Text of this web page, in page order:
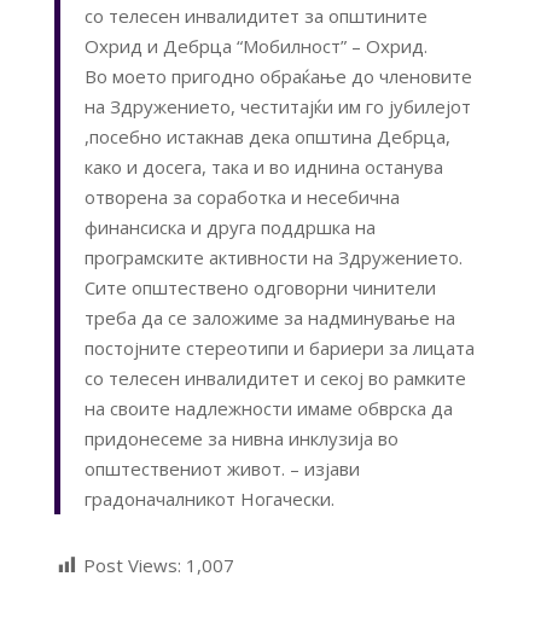
со телесен инвалидитет за општините
Охрид и Дебрца “Мобилност” – Охрид.
Во моето пригодно обраќање до членовите
на Здружението, честитајќи им го јубилејот
,посебно истакнав дека општина Дебрца,
како и досега, така и во иднина останува
отворена за соработка и несебична
финансиска и друга поддршка на
програмските активности на Здружението.
Сите општествено одговорни чинители
треба да се заложиме за надминување на
постојните стереотипи и бариери за лицата
со телесен инвалидитет и секој во рамките
на своите надлежности имаме обврска да
придонесеме за нивна инклузија во
општествениот живот. – изјави
градоначалникот Ногачески.
Post Views: 1,007